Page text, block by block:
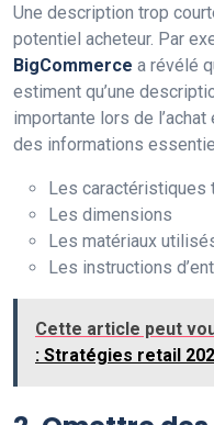
Une description trop
potentiel acheteur. Par
BigCommerce a révélé
estiment qu’une
importante lors de
des informations
Les caractéristiques
Les dimensions
Les matériaux
Les instructions
Cette article peut
: Stratégies retail